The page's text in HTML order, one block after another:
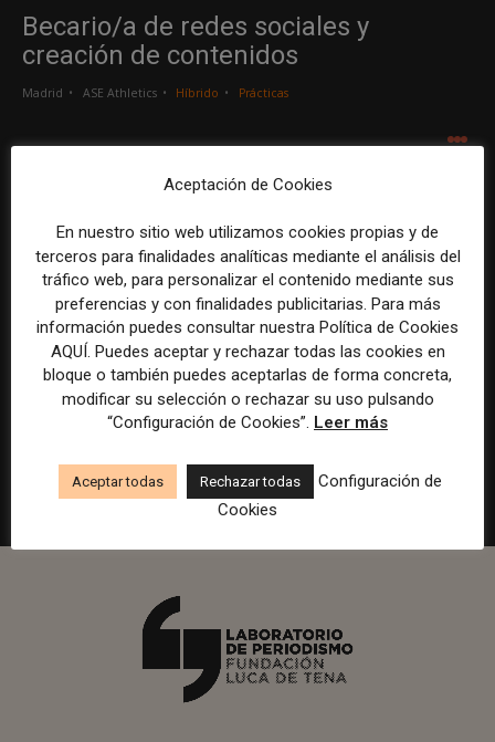
Becario/a de redes sociales y
creación de contenidos
Madrid ASE Athletics Híbrido Prácticas
...
Creador/a de contenidos
Barcelona Gods Brand Indefinido Tiempo completo
Responsable de marcas y patrocinios
en Watif TV
Madrid Watif Presencial Tiempo completo
Aceptación de Cookies
En nuestro sitio web utilizamos cookies propias y de
terceros para finalidades analíticas mediante el análisis del
tráfico web, para personalizar el contenido mediante sus
preferencias y con finalidades publicitarias. Para más
información puedes consultar nuestra Política de Cookies
AQUÍ. Puedes aceptar y rechazar todas las cookies en
bloque o también puedes aceptarlas de forma concreta,
modificar su selección o rechazar su uso pulsando
“Configuración de Cookies”. Leer más
Aceptar todas Rechazar todas
Configuración de
Cookies